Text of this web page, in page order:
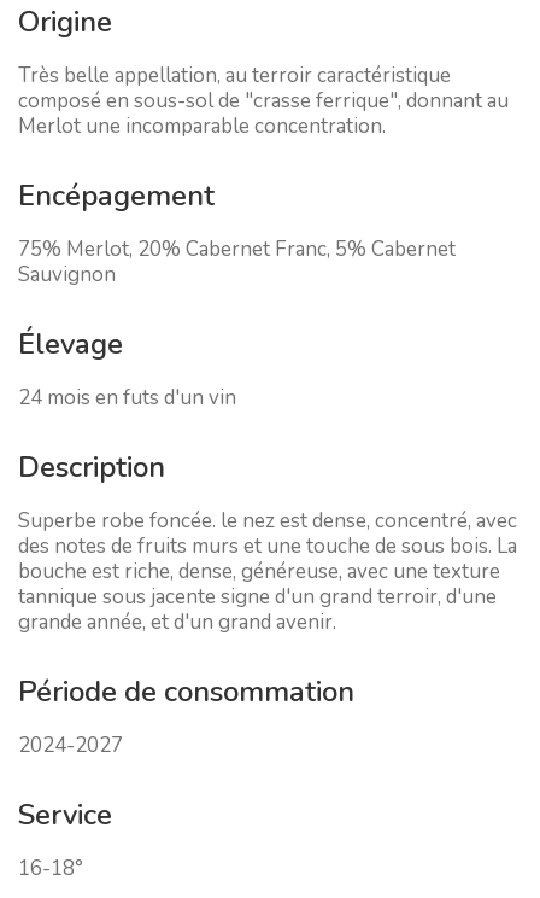
Origine
Très belle appellation, au terroir caractéristique
composé en sous-sol de "crasse ferrique", donnant au
Merlot une incomparable concentration.
Encépagement
75% Merlot, 20% Cabernet Franc, 5% Cabernet
Sauvignon
Élevage
24 mois en futs d'un vin
Description
Superbe robe foncée. le nez est dense, concentré, avec
des notes de fruits murs et une touche de sous bois. La
bouche est riche, dense, généreuse, avec une texture
tannique sous jacente signe d'un grand terroir, d'une
grande année, et d'un grand avenir.
Période de consommation
2024-2027
Service
16-18°